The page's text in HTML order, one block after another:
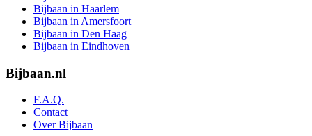
Bijbaan in Haarlem
Bijbaan in Amersfoort
Bijbaan in Den Haag
Bijbaan in Eindhoven
Bijbaan.nl
F.A.Q.
Contact
Over Bijbaan